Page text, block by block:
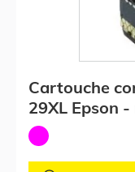
Cartouche
29XL Epson